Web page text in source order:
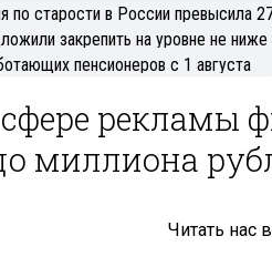
Интервью
по старости в России превысила
закрепить на уровне не ниже
пенсионеров с 1 августа
рекламы
миллиона
Читать нас в